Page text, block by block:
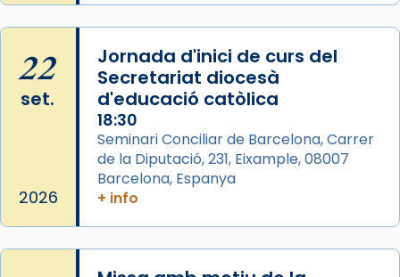
Arquebisbat de Barcelona
2 weeks ago
Memòria de les santes Juliana i
Semproniana, verges i màrtirs.
Acompanyant la història de sant Cugat, a
22
set.
2026
Jornada d'inici de curs del
Secretariat diocesà
d'educació catòlica
18:30
Seminari Conciliar de Barcelona, Carrer
de la Diputació, 231, Eixample, 08007
Barcelona, Espanya
+ info